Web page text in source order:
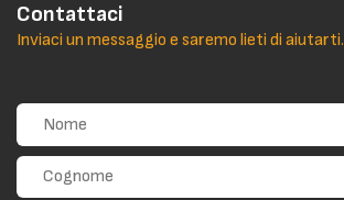
Contattaci
Inviaci un messaggio e saremo lieti di aiutarti.